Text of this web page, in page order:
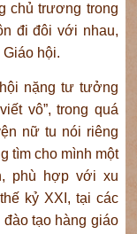
chủ trương trong
đi đôi với nhau,
hội.
nặng tư tưởng
vô”, trong quá
nữ tu nói riêng
tìm cho mình một
phù hợp với xu
kỷ XXI, tại các
tạo hàng giáo